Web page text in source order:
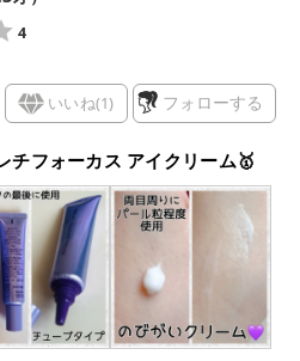
4
いいね(1) フォローする
チフォーカス アイクリーム🥇